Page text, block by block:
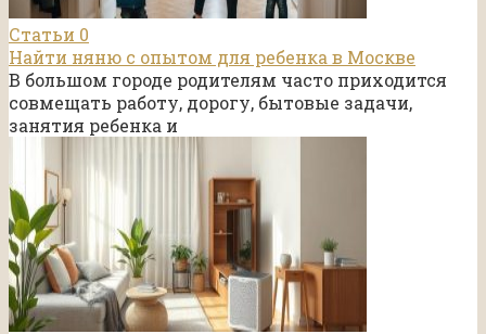
Статьи 0
Найти няню с опытом для ребенка в Москве
В большом городе родителям часто приходится
совмещать работу, дорогу, бытовые задачи,
занятия ребенка и